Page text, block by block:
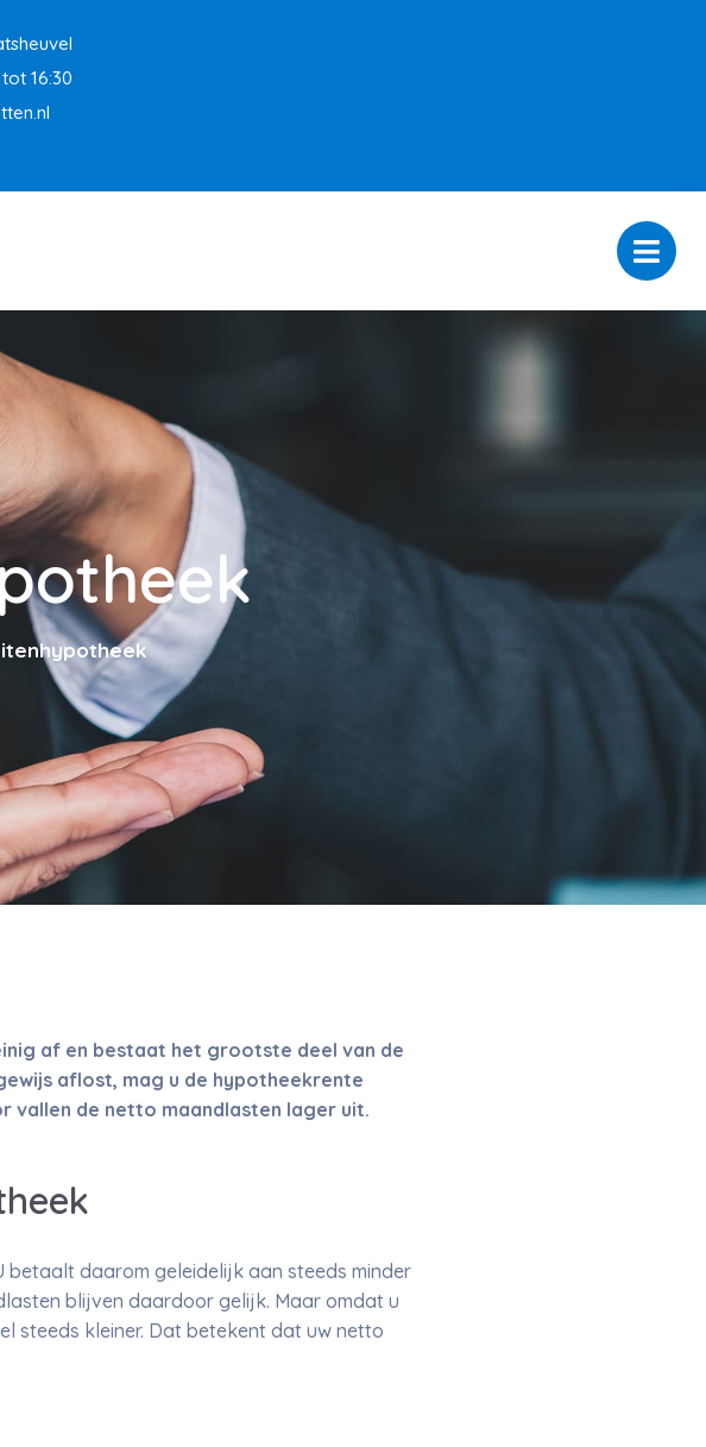
16:30
af en bestaat het grootste deel van de
aflost, mag u de hypotheekrente
de netto maandlasten lager uit.
daarom geleidelijk aan steeds minder
blijven daardoor gelijk. Maar omdat u
steeds kleiner. Dat betekent dat uw netto